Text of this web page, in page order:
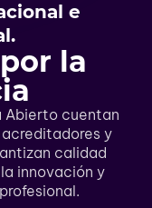
e
la
Abierto cuentan
y
calidad
innovación y